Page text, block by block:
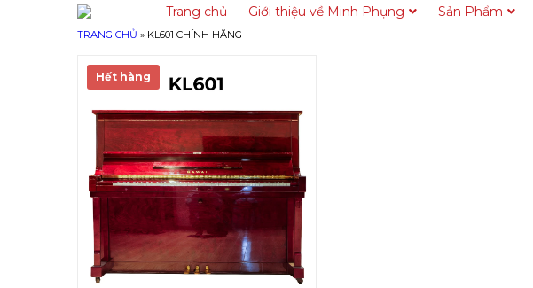
Trang chủ Giới thiệu về Minh Phụng Sản Phẩm
TRANG CHỦ » KL601 CHÍNH HÃNG
Hết hàng